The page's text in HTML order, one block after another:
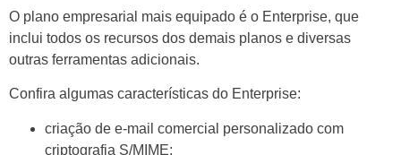
O plano empresarial mais equipado é o Enterprise, que
inclui todos os recursos dos demais planos e diversas
outras ferramentas adicionais.
Confira algumas características do Enterprise:
criação de e-mail comercial personalizado com
criptografia S/MIME;